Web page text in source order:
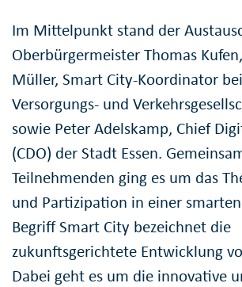
Im Mittelpunkt stand der
Oberbürgermeister Thomas
Müller, Smart City-Koordinator
Versorgungs- und
sowie Peter Adelskamp, Chief
(CDO) der Stadt Essen.
Teilnehmenden ging es um das
und Partizipation in einer
Begriff Smart City bezeichnet die
zukunftsgerichtete Entwicklung
Dabei geht es um die innovative